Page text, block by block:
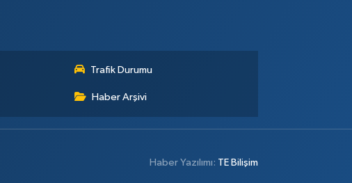
Trafik Durumu
Haber Arşivi
Haber Yazılımı: TE Bilişim